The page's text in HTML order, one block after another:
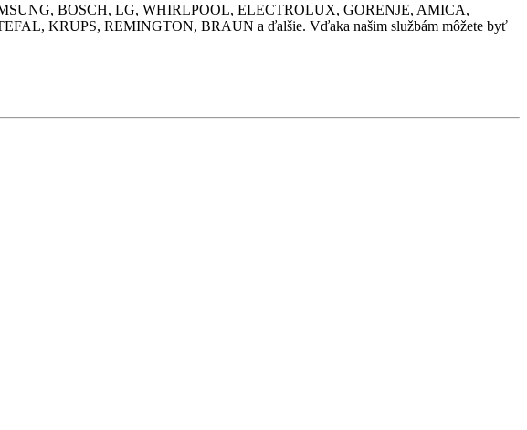
BOSCH, LG, WHIRLPOOL, ELECTROLUX, GORENJE, AMICA,
KRUPS, REMINGTON, BRAUN a ďalšie. Vďaka našim službám môžete byť